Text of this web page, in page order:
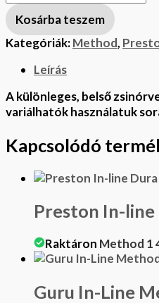
Kosárba teszem
Kategóriák:Method,
Leírás
A különleges, belső
variálhatók használatuk
Kapcsolódó
Preston In-
Raktáron Method 1
Guru In-Line